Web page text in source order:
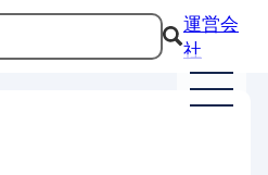
運営会
社